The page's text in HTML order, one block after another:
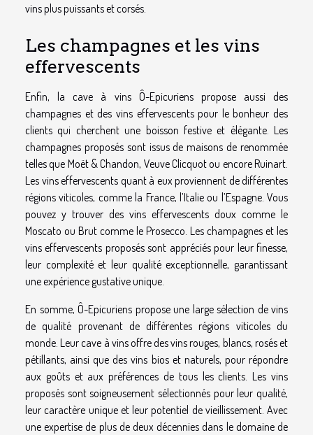
vins plus puissants et corsés.
Les champagnes et les vins
effervescents
Enfin, la cave à vins Ô-Epicuriens propose aussi des
champagnes et des vins effervescents pour le bonheur des
clients qui cherchent une boisson festive et élégante. Les
champagnes proposés sont issus de maisons de renommée
telles que Moët & Chandon, Veuve Clicquot ou encore Ruinart.
Les vins effervescents quant à eux proviennent de différentes
régions viticoles, comme la France, l’Italie ou l’Espagne. Vous
pouvez y trouver des vins effervescents doux comme le
Moscato ou Brut comme le Prosecco. Les champagnes et les
vins effervescents proposés sont appréciés pour leur finesse,
leur complexité et leur qualité exceptionnelle, garantissant
une expérience gustative unique.
En somme, Ô-Epicuriens propose une large sélection de vins
de qualité provenant de différentes régions viticoles du
monde. Leur cave à vins offre des vins rouges, blancs, rosés et
pétillants, ainsi que des vins bios et naturels, pour répondre
aux goûts et aux préférences de tous les clients. Les vins
proposés sont soigneusement sélectionnés pour leur qualité,
leur caractère unique et leur potentiel de vieillissement. Avec
une expertise de plus de deux décennies dans le domaine de